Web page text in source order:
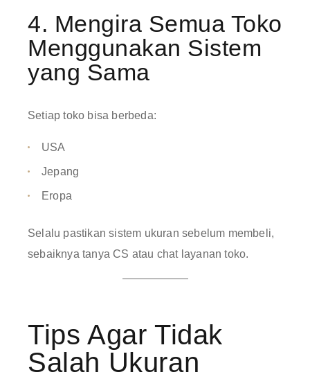
4. Mengira Semua Toko
Menggunakan Sistem
yang Sama
Setiap toko bisa berbeda:
USA
Jepang
Eropa
Selalu pastikan sistem ukuran sebelum membeli,
sebaiknya tanya CS atau chat layanan toko.
Tips Agar Tidak
Salah Ukuran